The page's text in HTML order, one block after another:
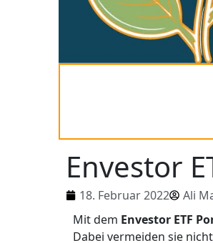
Envestor
18. Februar 2022
Ali
Mit dem Envestor ETF
Dabei vermeiden sie